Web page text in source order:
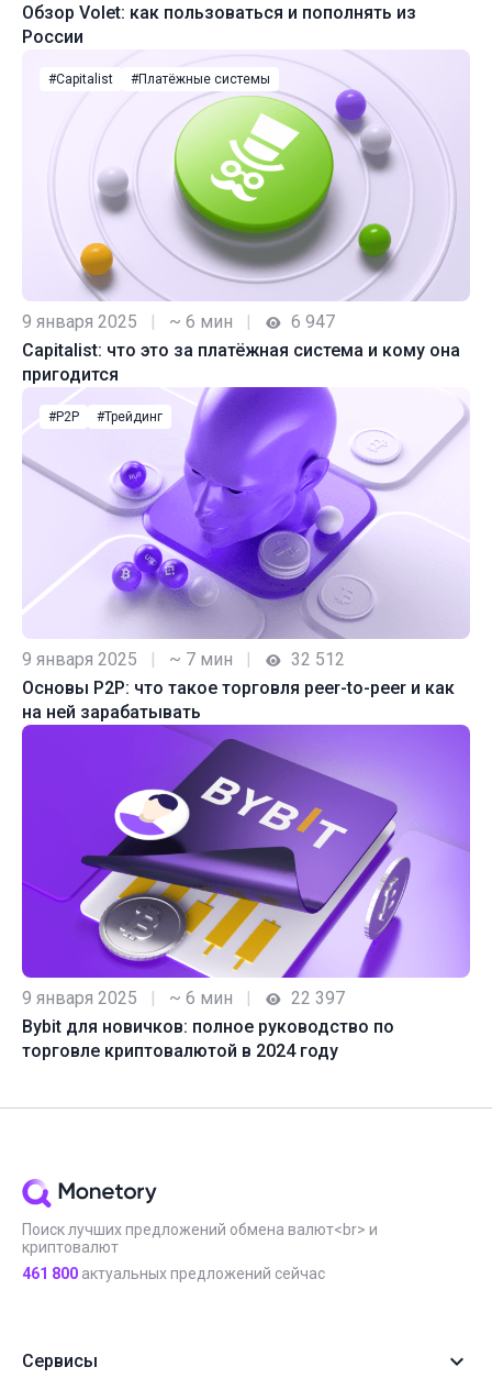
Обзор Volet: как пользоваться и пополнять из
России
#Capitalist #Платёжные системы
9 января 2025 ~ 6 мин
6 947
Capitalist: что это за платёжная система и кому она
пригодится
#P2P #Трейдинг
9 января 2025 ~ 7 мин
32 512
Основы P2P: что такое торговля peer-to-peer и как
на ней зарабатывать
9 января 2025 | ~ 6 мин |
22 397
Bybit для новичков: полное руководство по
торговле криптовалютой в 2024 году
Поиск лучших предложений обмена валют<br> и
криптовалют
461 800 актуальных предложений сейчас
Сервисы